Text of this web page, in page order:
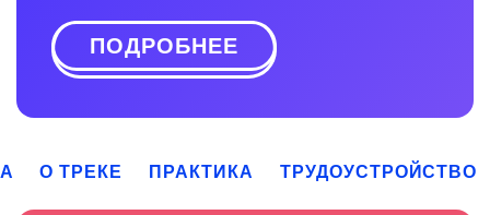
ПОДРОБНЕЕ
О ТРЕКЕ ПРАКТИКА ТРУДОУСТРОЙСТВО